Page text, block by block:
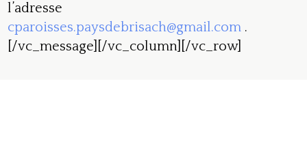
l’adresse
cparoisses.paysdebrisach@gmail.com .
[/vc_message][/vc_column][/vc_row]